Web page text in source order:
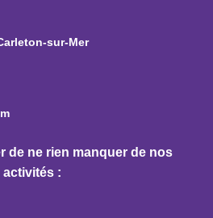
sur-Mer
de ne rien manquer de nos
activités :